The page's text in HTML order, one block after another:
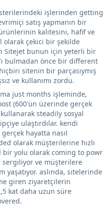
işlerinden getting
satış yapmanın bir
kalitesini, hafif ve
olarak çekici bir şekilde
Sitejet bunun için yeterli bir
bulmadan önce bir different
sitenin bir parçasıymış
ve kullanımı zordu.
just months işleminde,
(600'ün üzerinde gerçek
steadily sosyal
ulaştırdılar. kendi
hayatta nasıl
olarak müşterilerine hızlı
yolu olarak coming to powr
ve müşterilere
yaşatıyor. aslında, sitelerinde
giren ziyaretçilerin
kat daha uzun süre